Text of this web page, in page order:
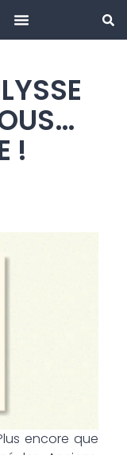
!
encore que